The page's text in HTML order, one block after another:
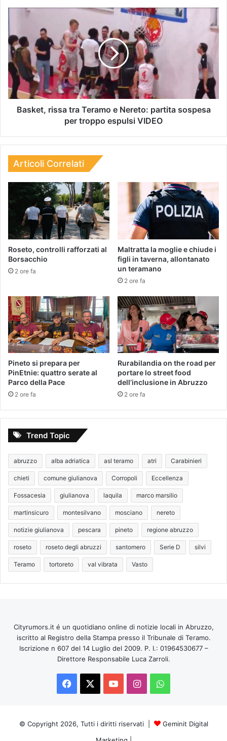
Basket, rissa tra Teramo e Nereto: partita sospesa
per troppo espulsi VIDEO
Articoli Correlati
Roseto, controlli rafforzati al
Borsacchio
2 ore fa
Maltratta la moglie e chiude i
figli in taverna, allontanato
un teramano
2 ore fa
Pineto si prepara per
PinEtnie: quattro serate al
Parco della Pace
2 ore fa
Rurabilandia on the road per
portare lo street food
dell’inclusione in Abruzzo
2 ore fa
Trend Topic
abruzzo alba adriatica asl teramo atri Carabinieri
chieti comune giulianova Corropoli Eccellenza
Fossacesia giulianova laquila marco marsilio
martinsicuro montesilvano mosciano nereto
notizie giulianova pescara pineto regione abruzzo
roseto roseto degli abruzzi santomero Serie D silvi
Teramo tortoreto val vibrata Vasto
Cityrumors.it é un quotidiano online di notizie locali in Abruzzo,
iscritto al Registro della Stampa presso il Tribunale di Teramo.
Iscrizione n 607 del 14 Luglio del 2009. P. I.: 01964530677 –
Direttore Responsabile Luca Zarroli.
Facebook
You InstagramWhatsApp
© Copyright 2026, Tutti i diritti riservati |
Geminit Digital